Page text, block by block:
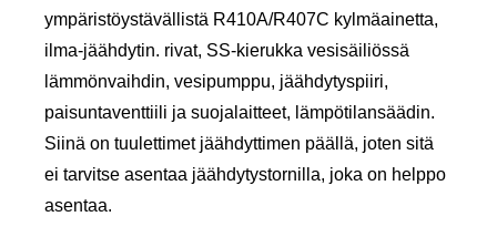
ympäristöystävällistä R410A/R407C kylmäainetta,
ilma-jäähdytin. rivat, SS-kierukka vesisäiliössä
lämmönvaihdin, vesipumppu, jäähdytyspiiri,
paisuntaventtiili ja suojalaitteet, lämpötilansäädin.
Siinä on tuulettimet jäähdyttimen päällä, joten sitä
ei tarvitse asentaa jäähdytystornilla, joka on helppo
asentaa.